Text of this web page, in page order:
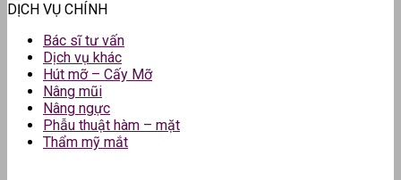
DỊCH VỤ CHÍNH
Bác sĩ tư vấn
Dịch vụ khác
Hút mỡ – Cấy Mỡ
Nâng mũi
Nâng ngực
Phẫu thuật hàm – mặt
Thẩm mỹ mắt